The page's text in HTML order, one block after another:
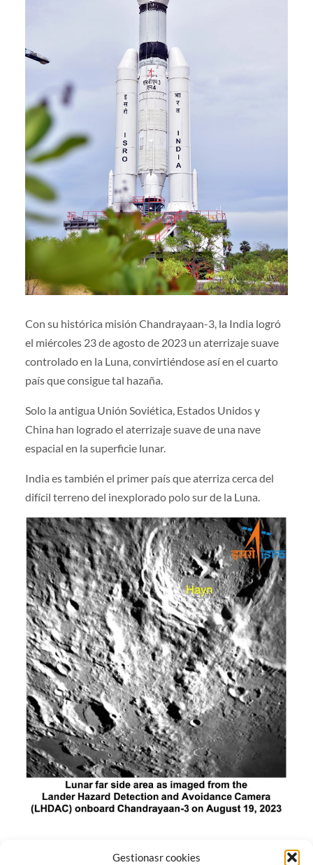
Gestionasr cookies
Con su histórica misión Chandrayaan-3, la India logró
el miércoles 23 de agosto de 2023 un aterrizaje suave
controlado en la Luna, convirtiéndose así en el cuarto
país que consigue tal hazaña.
Solo la antigua Unión Soviética, Estados Unidos y
China han logrado el aterrizaje suave de una nave
espacial en la superficie lunar.
India es también el primer país que aterriza cerca del
difícil terreno del inexplorado polo sur de la Luna.